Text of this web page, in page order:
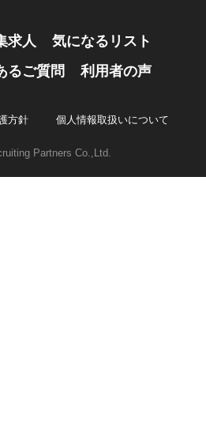
求人
気になるリスト
るご質問 利用者の声
方針 個人情報取扱いについて
Partners Co.,Ltd.